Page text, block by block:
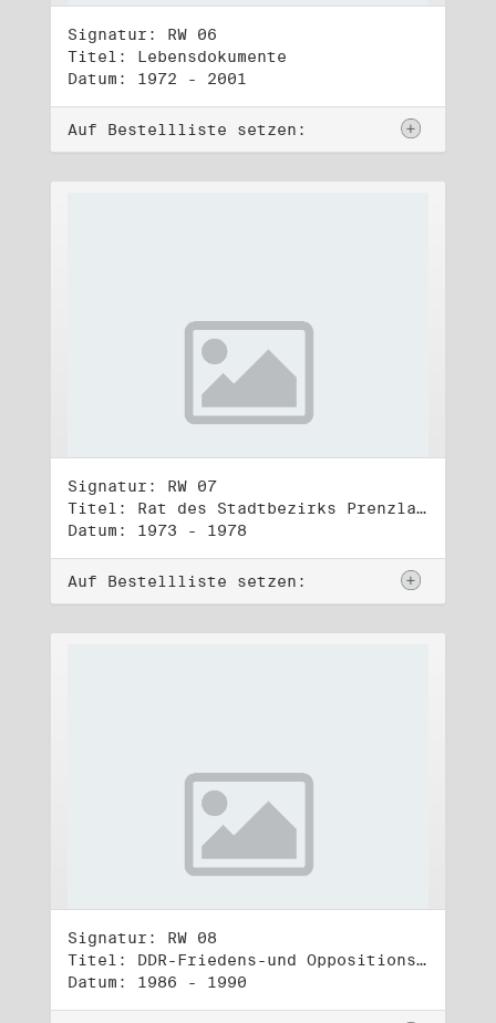
Signatur: RW 06
Titel: Lebensdokumente
Datum: 1972 - 2001
Auf Bestellliste setzen:
Signatur: RW 07
Titel: Rat des Stadtbezirks Prenzlauer Berg in Berlin
Datum: 1973 - 1978
Auf Bestellliste setzen:
Signatur: RW 08
Titel: DDR-Friedens-und Oppositionsbewegung (1)
Datum: 1986 - 1990